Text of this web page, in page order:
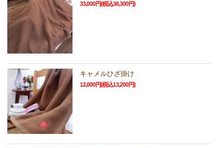
33,000円(税込36,300円)
キャメルひざ掛け
12,000円(税込13,200円)